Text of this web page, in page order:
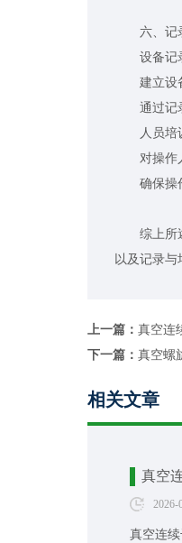
六、记
设备记
建立设备
通过记录
人员培
对操作人
确保操作
综上所述
以及记录与
上一篇： 真空连
下一篇： 真空螺
相关文章
真空
2026-
真空连